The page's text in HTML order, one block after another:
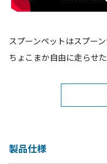
スプーンペットはスプー
ちょこまか自由に走らせ
＜あそびかた＞
※動きの途中で止まるのは
製品仕様